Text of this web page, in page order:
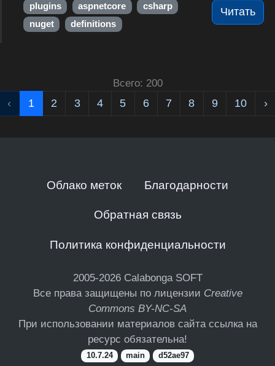
Читать
plugins aspnetcore
csharp
nuget
definitions
Всего: 200
‹ 1 2 3 4 5 6 7 8 9 10 ›
Облако меток Благодарности
Обратная связь
Политика конфиденциальности
2005-2026 Calabonga SOFT
Все права защищены по лицензии Creative
Commons BY-NC-SA
При использовании материалов сайта ссылка на
ресурс обязательна!
10.7.24 main d52ae97